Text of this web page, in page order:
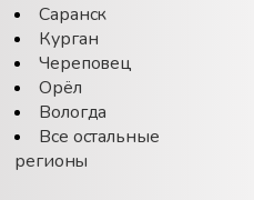
Саранск
Курган
Череповец
Орёл
Вологда
Все остальные
регионы